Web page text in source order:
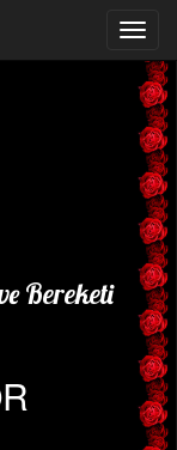
Bereketi